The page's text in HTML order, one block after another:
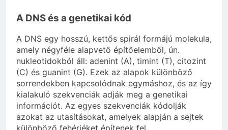
A DNS és a genetikai kód
A DNS egy hosszú, kettős spirál formájú molekula,
amely négyféle alapvető építőelemből, ún.
nukleotidokból áll: adenint (A), timint (T), citozint
(C) és guanint (G). Ezek az alapok különböző
sorrendekben kapcsolódnak egymáshoz, és az így
kialakuló szekvenciák adják meg a genetikai
információt. Az egyes szekvenciák kódolják
azokat az utasításokat, amelyek alapján a sejtek